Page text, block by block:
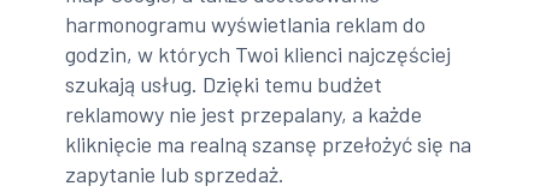
harmonogramu wyświetlania reklam do
godzin, w których Twoi klienci najczęściej
szukają usług. Dzięki temu budżet
reklamowy nie jest przepalany, a każde
kliknięcie ma realną szansę przełożyć się na
zapytanie lub sprzedaż.